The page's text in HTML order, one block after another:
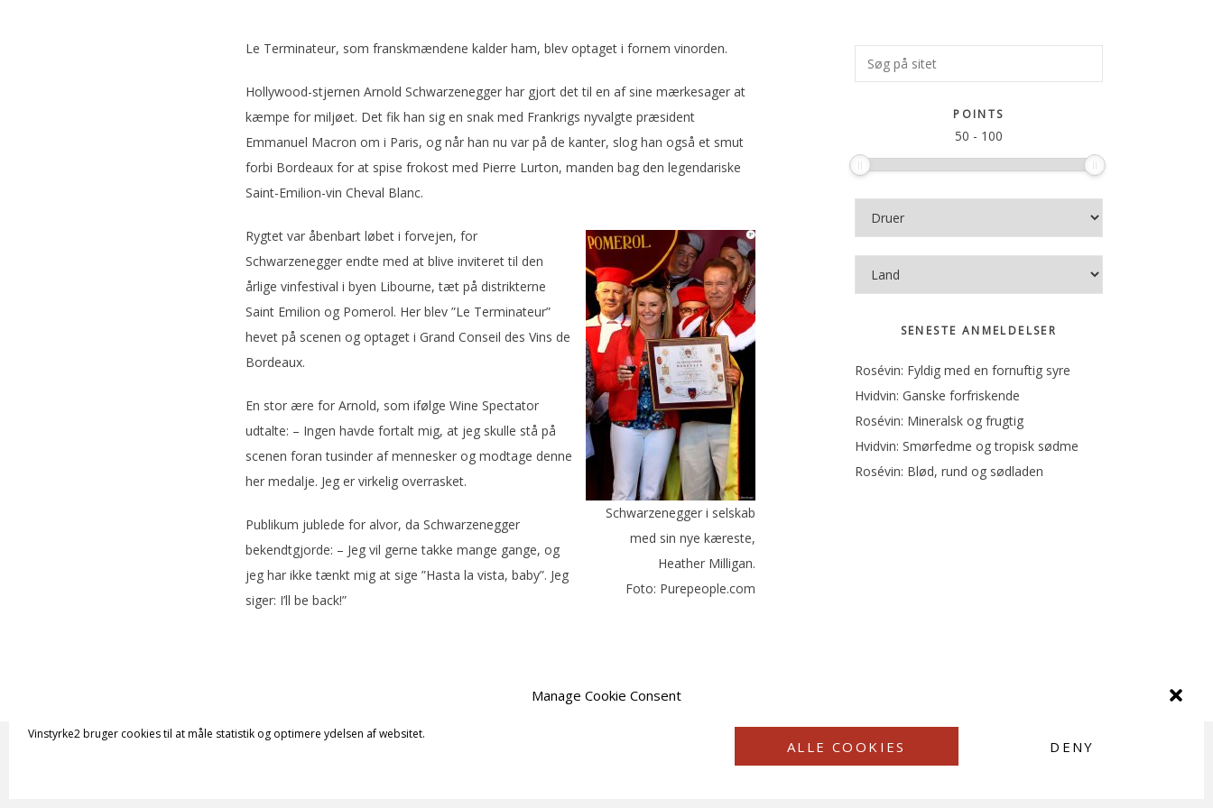
Manage Cookie Consent
Vinstyrke2 bruger cookies til at måle statistik og optimere ydelsen af websitet.
ALLE COOKIES DENY
Le Terminateur, som franskmændene kalder ham, blev optaget i fornem vinorden.
Hollywood-stjernen Arnold Schwarzenegger har gjort det til en af sine mærkesager at
kæmpe for miljøet. Det fik han sig en snak med Frankrigs nyvalgte præsident
Emmanuel Macron om i Paris, og når han nu var på de kanter, slog han også et smut
forbi Bordeaux for at spise frokost med Pierre Lurton, manden bag den legendariske
Saint-Emilion-vin Cheval Blanc.
Schwarzenegger i selskab
med sin nye kæreste,
Heather Milligan.
Foto: Purepeople.com
Rygtet var åbenbart løbet i forvejen, for
Schwarzenegger endte med at blive inviteret til den
årlige vinfestival i byen Libourne, tæt på distrikterne
Saint Emilion og Pomerol. Her blev ”Le Terminateur”
hevet på scenen og optaget i Grand Conseil des Vins de
Bordeaux.
En stor ære for Arnold, som ifølge Wine Spectator
udtalte: – Ingen havde fortalt mig, at jeg skulle stå på
scenen foran tusinder af mennesker og modtage denne
her medalje. Jeg er virkelig overrasket.
Publikum jublede for alvor, da Schwarzenegger
bekendtgjorde: – Jeg vil gerne takke mange gange, og
jeg har ikke tænkt mig at sige ”Hasta la vista, baby”. Jeg
siger: I’ll be back!”
Primær
Sidebar
Søg
på
POINTS
50 - 100
SENESTE ANMELDELSER
Rosévin: Fyldig med en fornuftig syre
Hvidvin: Ganske forfriskende
Rosévin: Mineralsk og frugtig
Hvidvin: Smørfedme og tropisk sødme
Rosévin: Blød, rund og sødladen